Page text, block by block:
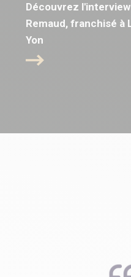
Découvrez
Remaud, franchisé à
Yon